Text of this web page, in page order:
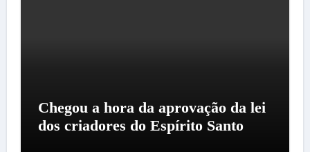
Chegou a hora da aprovação da lei
dos criadores do Espírito Santo